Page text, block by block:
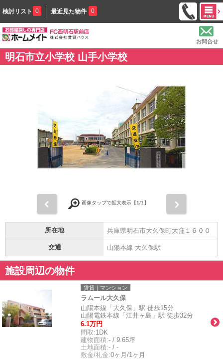
検討リスト 0 最近見た物件 0
お問合せ
明石市立小学校 山手小学校
画像タップで拡大表示【1/1】
所在地 兵庫県明石市大久保町大窪１６００
交通 山陽本線 大久保駅
施設周辺の物件
賃貸｜マンション
ラムール大久保
山陽本線「大久保」駅 徒歩15分
山陽電鉄本線「江井ヶ島」駅 徒歩32分
6.1万円
間取:1DK
建物面積:- / 9.65坪
土地面積:- / -
敷金/礼金:0ヶ月/1ヶ月